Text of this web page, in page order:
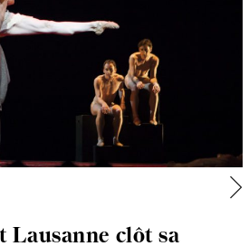
Lausanne clôt sa